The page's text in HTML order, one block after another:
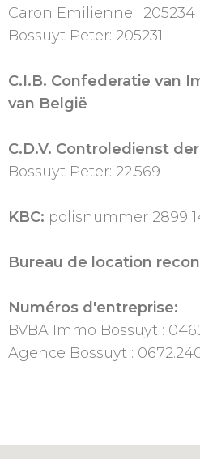
Caron Emilienne : 205234
Bossuyt Peter: 205231
C.I.B. Confederatie van
van België
C.D.V. Controledienst
Bossuyt Peter: 22.569
KBC: polisnummer 2899
Bureau de location
Numéros d'entreprise:
BVBA Immo Bossuyt :
Agence Bossuyt :